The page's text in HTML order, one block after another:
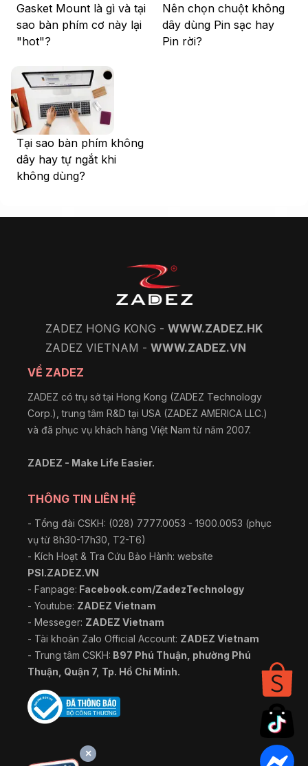
Gasket Mount là gì và tại
sao bàn phím cơ này lại
"hot"?
Nên chọn chuột không
dây dùng Pin sạc hay
Pin rời?
Tại sao bàn phím không
dây hay tự ngắt khi
không dùng?
ZADEZ HONG KONG - WWW.ZADEZ.HK
ZADEZ VIETNAM - WWW.ZADEZ.VN
VỀ ZADEZ
ZADEZ có trụ sở tại Hong Kong (ZADEZ Technology
Corp.), trung tâm R&D tại USA (ZADEZ AMERICA LLC.)
và đã phục vụ khách hàng Việt Nam từ năm 2007.
ZADEZ - Make Life Easier.
THÔNG TIN LIÊN HỆ
- Tổng đài CSKH: (028) 7777.0053 - 1900.0053 (phục
vụ từ 8h30-17h30, T2-T6)
- Kích Hoạt & Tra Cứu Bảo Hành: website
PSI.ZADEZ.VN
- Fanpage: Facebook.com/ZadezTechnology
- Youtube: ZADEZ Vietnam
- Messeger: ZADEZ Vietnam
- Tài khoản Zalo Official Account: ZADEZ Vietnam
- Trung tâm CSKH: B97 Phú Thuận, phường Phú
Thuận, Quận 7, Tp. Hồ Chí Minh.
×